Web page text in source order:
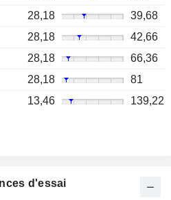
28,18
39,68
28,18
42,66
28,18
66,36
28,18
81
13,46 139,22
d'essai